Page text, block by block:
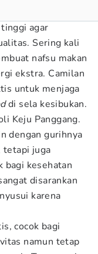
agar
Sering kali
nafsu makan
ekstra. Camilan
untuk menjaga
di sela kesibukan.
Keju Panggang.
dengan gurihnya
tetapi juga
bagi kesehatan
disarankan
karena
cocok bagi
namun tetap